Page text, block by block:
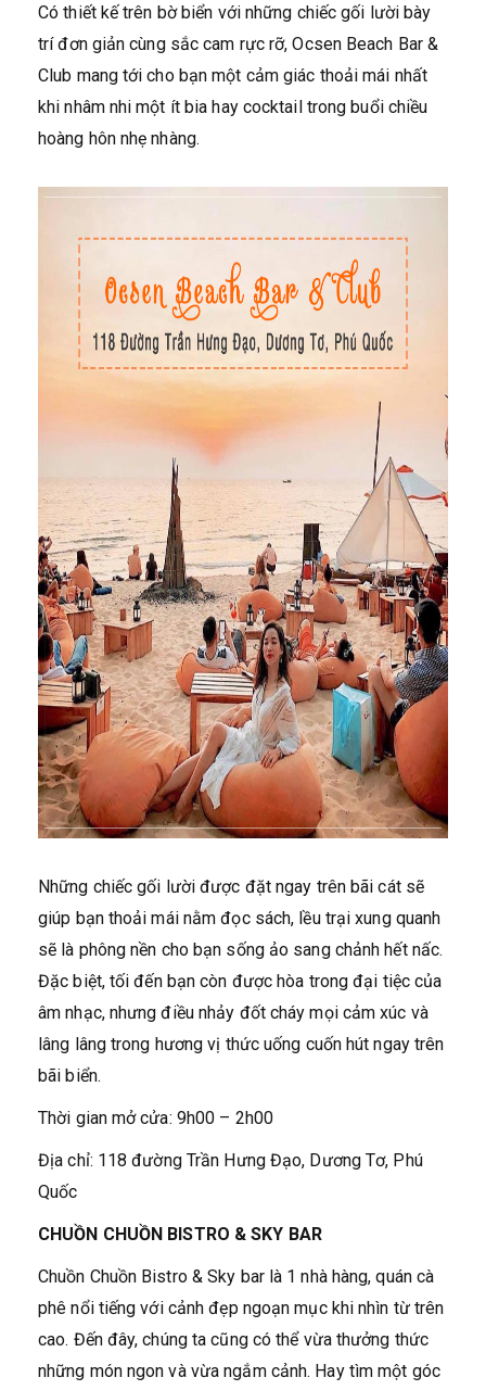
Có thiết kế trên bờ biển với những chiếc gối lười bày
trí đơn giản cùng sắc cam rực rỡ, Ocsen Beach Bar &
Club mang tới cho bạn một cảm giác thoải mái nhất
khi nhâm nhi một ít bia hay cocktail trong buổi chiều
hoàng hôn nhẹ nhàng.
Những chiếc gối lười được đặt ngay trên bãi cát sẽ
giúp bạn thoải mái nằm đọc sách, lều trại xung quanh
sẽ là phông nền cho bạn sống ảo sang chảnh hết nấc.
Đặc biệt, tối đến bạn còn được hòa trong đại tiệc của
âm nhạc, nhưng điều nhảy đốt cháy mọi cảm xúc và
lâng lâng trong hương vị thức uống cuốn hút ngay trên
bãi biển.
Thời gian mở cửa: 9h00 – 2h00
Địa chỉ: 118 đường Trần Hưng Đạo, Dương Tơ, Phú
Quốc
CHUỒN CHUỒN BISTRO & SKY BAR
Chuồn Chuồn Bistro & Sky bar là 1 nhà hàng, quán cà
phê nổi tiếng với cảnh đẹp ngoạn mục khi nhìn từ trên
cao. Đến đây, chúng ta cũng có thể vừa thưởng thức
những món ngon và vừa ngắm cảnh. Hay tìm một góc